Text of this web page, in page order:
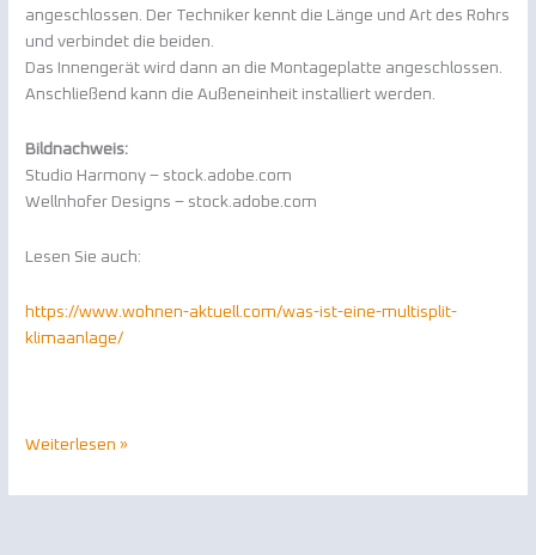
angeschlossen. Der Techniker kennt die Länge und Art des Rohrs
und verbindet die beiden.
Das Innengerät wird dann an die Montageplatte angeschlossen.
Anschließend kann die Außeneinheit installiert werden.
Bildnachweis:
Studio Harmony – stock.adobe.com
Wellnhofer Designs – stock.adobe.com
Lesen Sie auch:
https://www.wohnen-aktuell.com/was-ist-eine-multisplit-
klimaanlage/
Weiterlesen »